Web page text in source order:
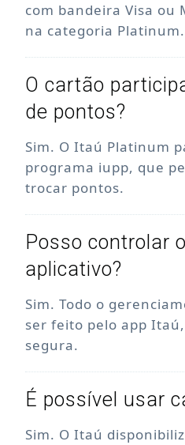
com bandeira Visa ou
na categoria Platinum.
O cartão
de pontos?
Sim. O Itaú Platinum
programa iupp, que
trocar pontos.
Posso controlar
aplicativo?
Sim. Todo o
ser feito pelo app
segura.
É possível usar
Sim. O Itaú